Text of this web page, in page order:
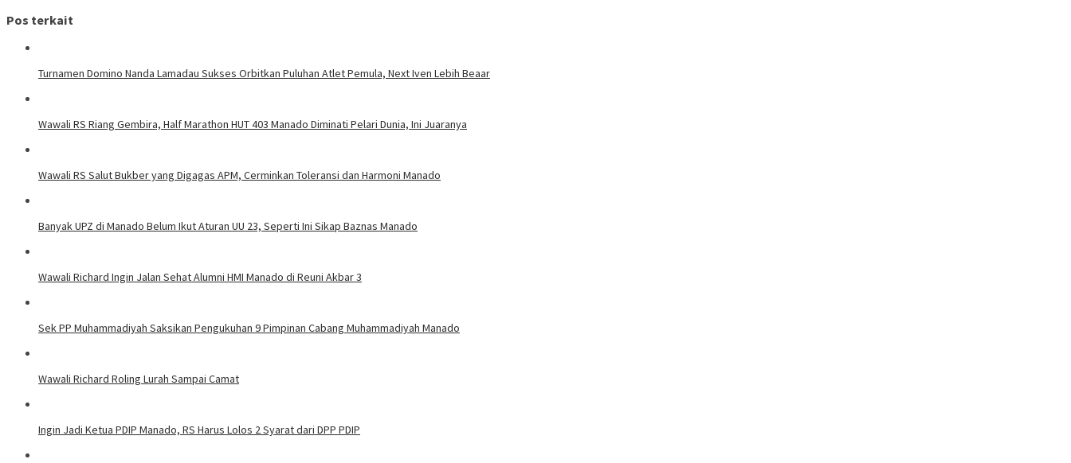
Pos terkait
Turnamen Domino Nanda Lamadau Sukses Orbitkan Puluhan Atlet Pemula, Next Iven Lebih Beaar
Wawali RS Riang Gembira, Half Marathon HUT 403 Manado Diminati Pelari Dunia, Ini Juaranya
Wawali RS Salut Bukber yang Digagas APM, Cerminkan Toleransi dan Harmoni Manado
Banyak UPZ di Manado Belum Ikut Aturan UU 23, Seperti Ini Sikap Baznas Manado
Wawali Richard Ingin Jalan Sehat Alumni HMI Manado di Reuni Akbar 3
Sek PP Muhammadiyah Saksikan Pengukuhan 9 Pimpinan Cabang Muhammadiyah Manado
Wawali Richard Roling Lurah Sampai Camat
Ingin Jadi Ketua PDIP Manado, RS Harus Lolos 2 Syarat dari DPP PDIP